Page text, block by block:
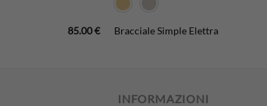
85.00€ Bracciale Simple Elettra
INFORMAZIONI